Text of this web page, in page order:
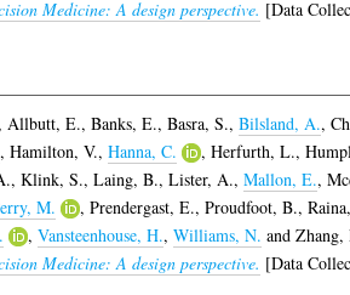
Medicine: A design perspective. [Data
Allbutt, E., Banks, E., Basra, S., Bilsland, A.,
, Hamilton, V., Hanna, C. , Herfurth, L.,
, Klink, S., Laing, B., Lister, A., Mallon, E.,
M. , Prendergast, E., Proudfoot, B.,
, Vansteenhouse, H., Williams, N. and Zhang,
Medicine: A design perspective. [Data